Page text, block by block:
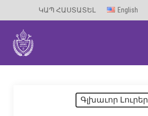
main
content
ԿԱՊ ՀԱՍՏԱՏԵԼ English
Գլխաւոր Լուրեր